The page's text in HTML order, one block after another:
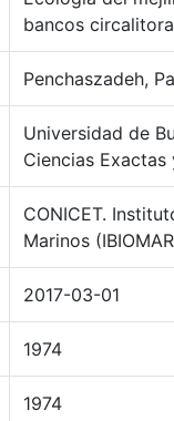
bancos
Penchaszadeh,
Universidad de
Ciencias Exactas
CONICET.
Marinos
2017-03-01
1974
1974